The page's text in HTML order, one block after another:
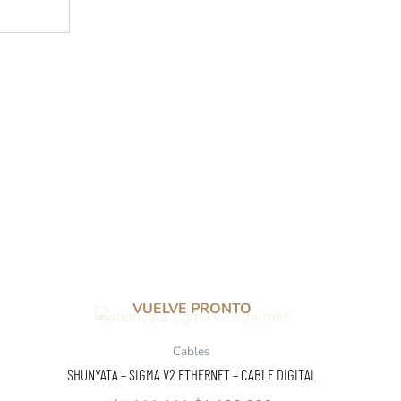
VUELVE PRONTO
Cables
SHUNYATA – SIGMA V2 ETHERNET – CABLE DIGITAL
El
original
era:
es: